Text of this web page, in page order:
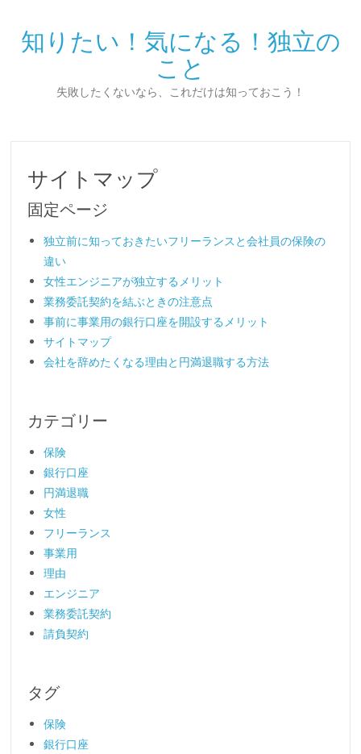
知りたい！気になる！独立の
こと
失敗したくないなら、これだけは知っておこう！
サイトマップ
固定ページ
独立前に知っておきたいフリーランスと会社員の保険の
違い
女性エンジニアが独立するメリット
業務委託契約を結ぶときの注意点
事前に事業用の銀行口座を開設するメリット
サイトマップ
会社を辞めたくなる理由と円満退職する方法
カテゴリー
保険
銀行口座
円満退職
女性
フリーランス
事業用
理由
エンジニア
業務委託契約
請負契約
タグ
保険
銀行口座